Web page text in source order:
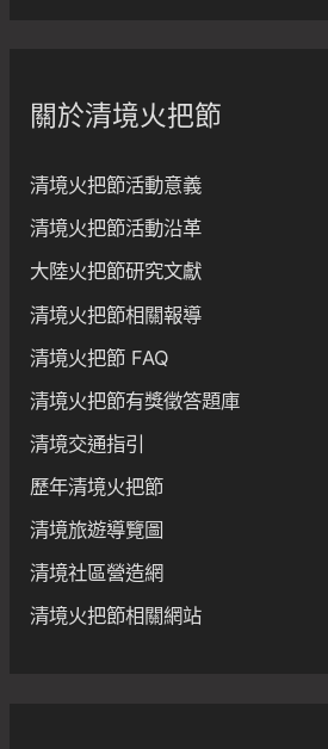
關於清境火把節
清境火把節活動意義
清境火把節活動沿革
大陸火把節研究文獻
清境火把節相關報導
清境火把節 FAQ
清境火把節有獎徵答題庫
清境交通指引
歷年清境火把節
清境旅遊導覽圖
清境社區營造網
清境火把節相關網站